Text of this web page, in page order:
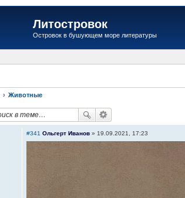
Литостровок
Островок в бушующем море литературы
Животные
#341 Ольгерт Иванов » 19.09.2021, 17:23